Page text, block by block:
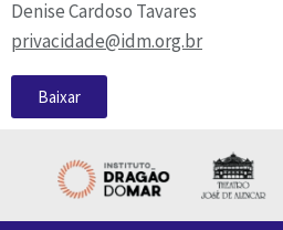
Denise Cardoso Tavares
privacidade@idm.org.br
Baixar